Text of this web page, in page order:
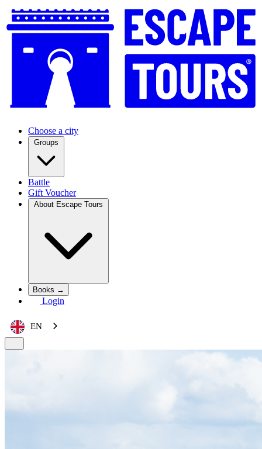
Choose a city
Groups
Battle
Gift Voucher
About Escape Tours
Books →
Login
EN